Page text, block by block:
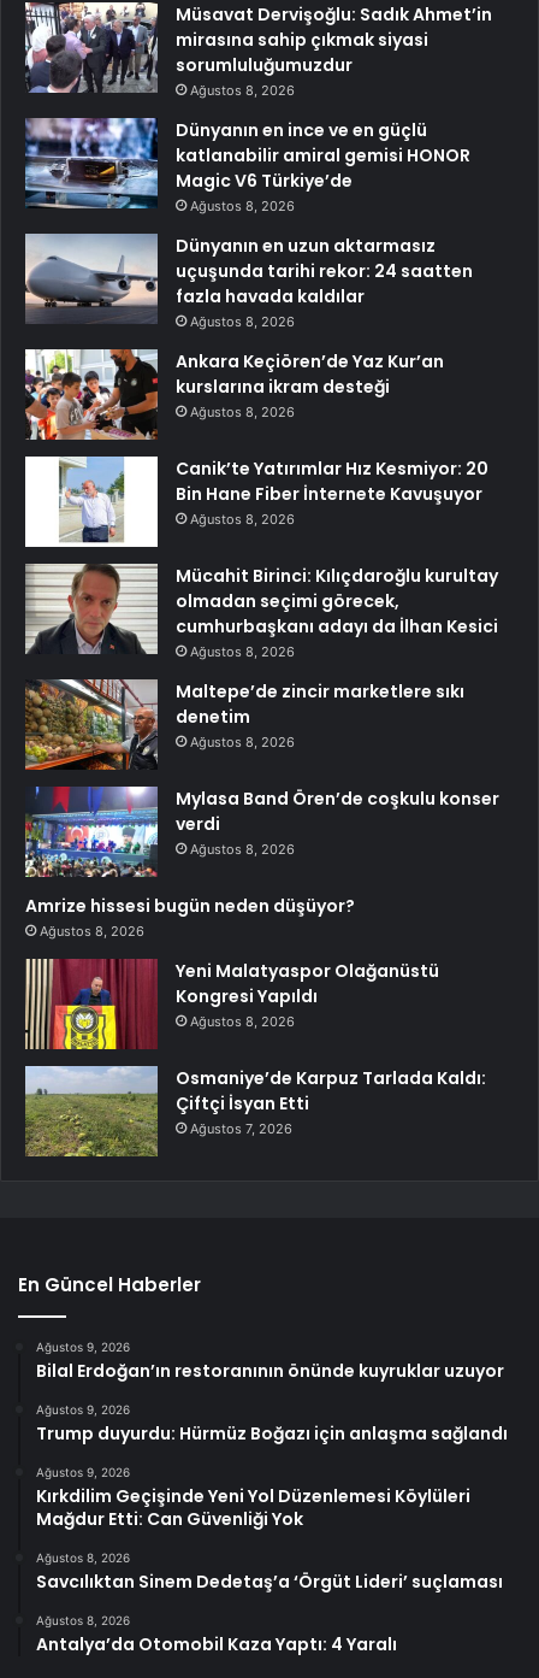
Müsavat Dervişoğlu: Sadık Ahmet’in
mirasına sahip çıkmak siyasi
sorumluluğumuzdur
Ağustos 8, 2026
Dünyanın en ince ve en güçlü
katlanabilir amiral gemisi HONOR
Magic V6 Türkiye’de
Ağustos 8, 2026
Dünyanın en uzun aktarmasız
uçuşunda tarihi rekor: 24 saatten
fazla havada kaldılar
Ağustos 8, 2026
Ankara Keçiören’de Yaz Kur’an
kurslarına ikram desteği
Ağustos 8, 2026
Canik’te Yatırımlar Hız Kesmiyor: 20
Bin Hane Fiber İnternete Kavuşuyor
Ağustos 8, 2026
Mücahit Birinci: Kılıçdaroğlu kurultay
olmadan seçimi görecek,
cumhurbaşkanı adayı da İlhan Kesici
Ağustos 8, 2026
Maltepe’de zincir marketlere sıkı
denetim
Ağustos 8, 2026
Mylasa Band Ören’de coşkulu konser
verdi
Ağustos 8, 2026
Amrize hissesi bugün neden düşüyor?
Ağustos 8, 2026
Yeni Malatyaspor Olağanüstü
Kongresi Yapıldı
Ağustos 8, 2026
Osmaniye’de Karpuz Tarlada Kaldı:
Çiftçi İsyan Etti
Ağustos 7, 2026
En Güncel Haberler
Ağustos 9, 2026
Bilal Erdoğan’ın restoranının önünde kuyruklar uzuyor
Ağustos 9, 2026
Trump duyurdu: Hürmüz Boğazı için anlaşma sağlandı
Ağustos 9, 2026
Kırkdilim Geçişinde Yeni Yol Düzenlemesi Köylüleri
Mağdur Etti: Can Güvenliği Yok
Ağustos 8, 2026
Savcılıktan Sinem Dedetaş’a ‘Örgüt Lideri’ suçlaması
Ağustos 8, 2026
Antalya’da Otomobil Kaza Yaptı: 4 Yaralı